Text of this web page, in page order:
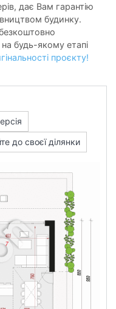
дає Вам гарантію
будинку.
будь-якому етапі
проєкту!
до своєї ділянки